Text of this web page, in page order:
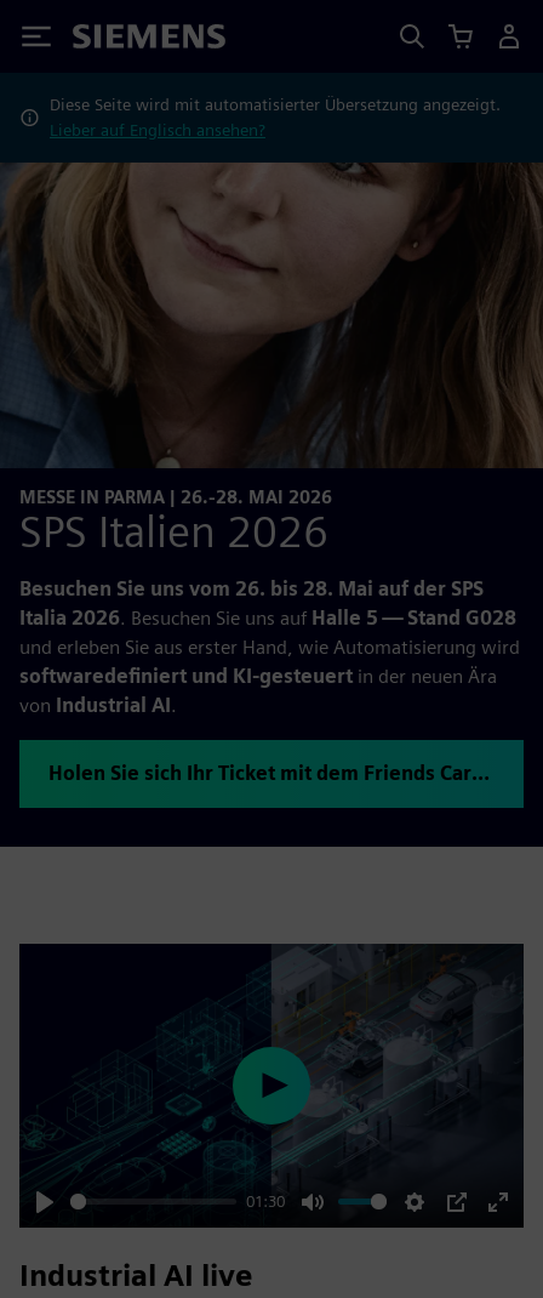
Siemens
Diese Seite wird mit automatisierter Übersetzung angezeigt.
Lieber auf Englisch ansehen?
MESSE IN PARMA | 26.-28. MAI 2026
SPS Italien 2026
Besuchen Sie uns vom 26. bis 28. Mai auf der SPS
Italia 2026. Besuchen Sie uns auf Halle 5 — Stand G028
und erleben Sie aus erster Hand, wie Automatisierung wird
softwaredefiniert und KI-gesteuert in der neuen Ära
von Industrial AI.
Holen Sie sich Ihr Ticket mit dem Friends Card-Code KHHVUYOJ
Play
01:30
Mute Settings
PIP
Enter
Play
Industrial AI live